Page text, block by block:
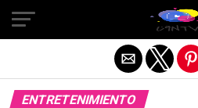
ENTRETENIMIENTO
Salir de la